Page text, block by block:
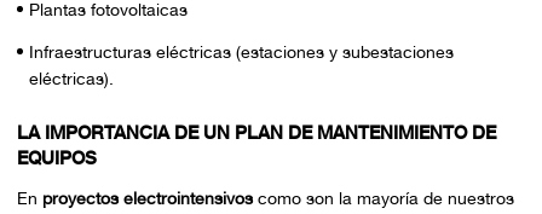
Plantas fotovoltaicas
Infraestructuras eléctricas (estaciones y subestaciones
eléctricas).
LA IMPORTANCIA DE UN PLAN DE MANTENIMIENTO DE
EQUIPOS
En proyectos electrointensivoscomo son la mayoría de nuestros